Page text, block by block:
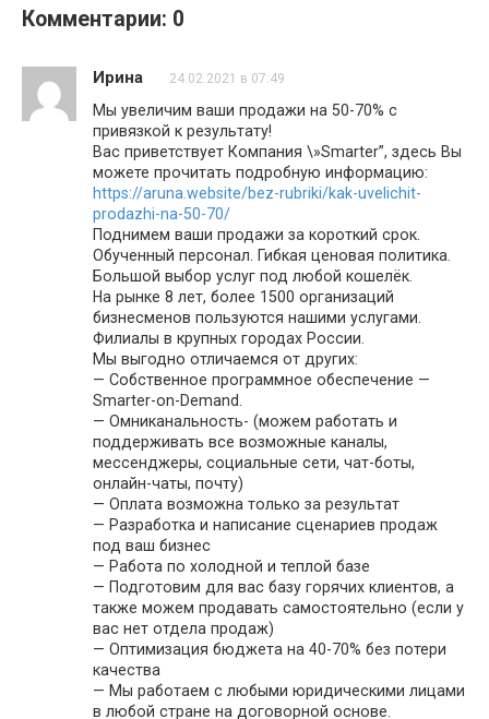
Комментарии: 0
Ирина 24.02.2021 в 07:49
Мы увеличим ваши продажи на 50-70% с
привязкой к результату!
Вас приветствует Компания \»Smarter”, здесь Вы
можете прочитать подробную информацию:
https://aruna.website/bez-rubriki/kak-uvelichit-
prodazhi-na-50-70/
Поднимем ваши продажи за короткий срок.
Обученный персонал. Гибкая ценовая политика.
Большой выбор услуг под любой кошелёк.
На рынке 8 лет, более 1500 организаций
бизнесменов пользуются нашими услугами.
Филиалы в крупных городах России.
Мы выгодно отличаемся от других:
— Собственное программное обеспечение —
Smarter-on-Demand.
— Омниканальность- (можем работать и
поддерживать все возможные каналы,
мессенджеры, социальные сети, чат-боты,
онлайн-чаты, почту)
— Оплата возможна только за результат
— Разработка и написание сценариев продаж
под ваш бизнес
— Работа по холодной и теплой базе
— Подготовим для вас базу горячих клиентов, а
также можем продавать самостоятельно (если у
вас нет отдела продаж)
— Оптимизация бюджета на 40-70% без потери
качества
— Мы работаем с любыми юридическими лицами
в любой стране на договорной основе.